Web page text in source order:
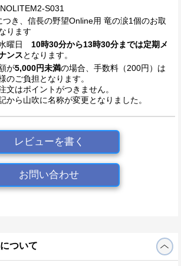
S031
つき、信長の野望Online用 竜の涙1個のお取
ります
曜日 10時30分から13時30分までは定期メ
ンスとなります。
が5,000円未満の場合、手数料（200円）は
のご負担となります。
文はポイントがつきません。
から山吹に名称が変更となりました。
レビューを書く
お問い合わせ
ついて